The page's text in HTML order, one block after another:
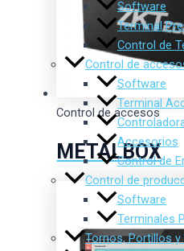
Software
Terminal
Control de
Control de
Software
Terminal
Accesorios
Control de
Control de
Software
Terminales
Tornos, Portillos
Control de accesos
METALBOX